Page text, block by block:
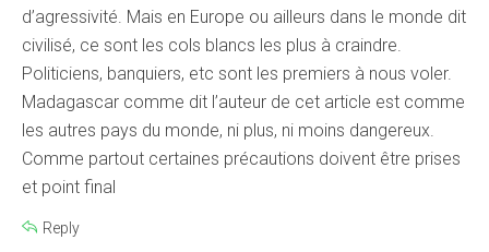
d’agressivité. Mais en Europe ou ailleurs dans le monde dit
civilisé, ce sont les cols blancs les plus à craindre.
Politiciens, banquiers, etc sont les premiers à nous voler.
Madagascar comme dit l’auteur de cet article est comme
les autres pays du monde, ni plus, ni moins dangereux.
Comme partout certaines précautions doivent être prises
et point final
Reply